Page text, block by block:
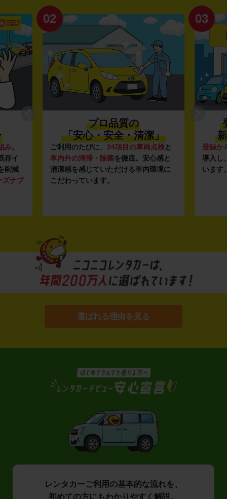
み。
存イ
削減
ズナブ
02
プロ品質の
「安心・安全・清潔」
ご利用のたびに、 24項目の車両点検と
車内外の清掃・除菌を徹底。安心感と
清潔感を感じていただける車内環境に
こだわっています。
03
登録か
導入し
います
選ばれる理由を見る
レンタカーご利用の基本的な流れを、
初めての方にもわかりやすく解説。